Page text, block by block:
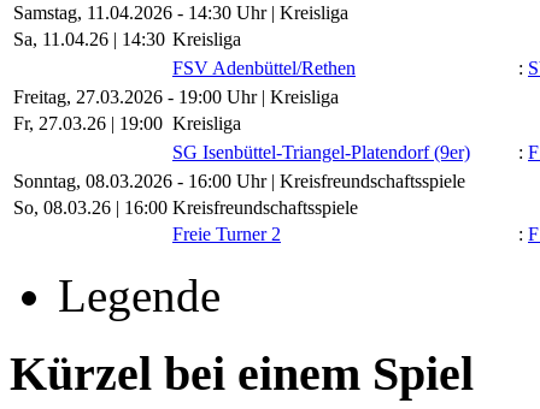
Samstag, 11.04.2026 - 14:30 Uhr | Kreisliga
Sa, 11.04.26 | 14:30 Kreisliga
FSV Adenbüttel/​Rethen
:
Freitag, 27.03.2026 - 19:00 Uhr | Kreisliga
Fr, 27.03.26 | 19:00 Kreisliga
SG Isenbüttel-Triangel-Platendorf (9er)
:
Sonntag, 08.03.2026 - 16:00 Uhr | Kreisfreundschaftsspiele
So, 08.03.26 | 16:00 Kreisfreundschaftsspiele
Freie Turner 2
:
Legende
Kürzel bei einem Spiel